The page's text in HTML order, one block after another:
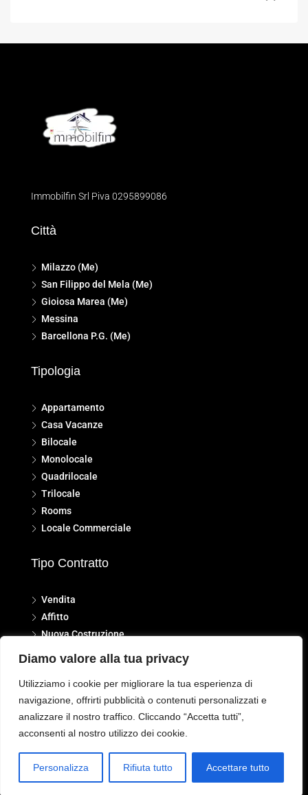
Diamo valore alla tua privacy
Utilizziamo i cookie per migliorare la tua esperienza di
navigazione, offrirti pubblicità o contenuti personalizzati e
analizzare il nostro traffico. Cliccando “Accetta tutti”,
acconsenti al nostro utilizzo dei cookie.
Personalizza Rifiuta tutto Accettare tutto
Immobilfin Srl Piva 0295899086
Città
Milazzo (Me)
San Filippo del Mela (Me)
Gioiosa Marea (Me)
Messina
Barcellona P.G. (Me)
Tipologia
Appartamento
Casa Vacanze
Bilocale
Monolocale
Quadrilocale
Trilocale
Rooms
Locale Commerciale
Tipo Contratto
Vendita
Affitto
Nuova Costruzione
© 2024 - 2026 Immobilfin Srl - Servizi Immobiliari| Sviluppato da
iMB
Ciao, cosa possiamo fare per te?
Open